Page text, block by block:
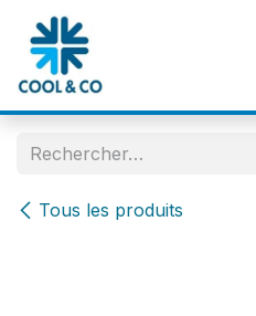
Se rendre au contenu
Tous les produits